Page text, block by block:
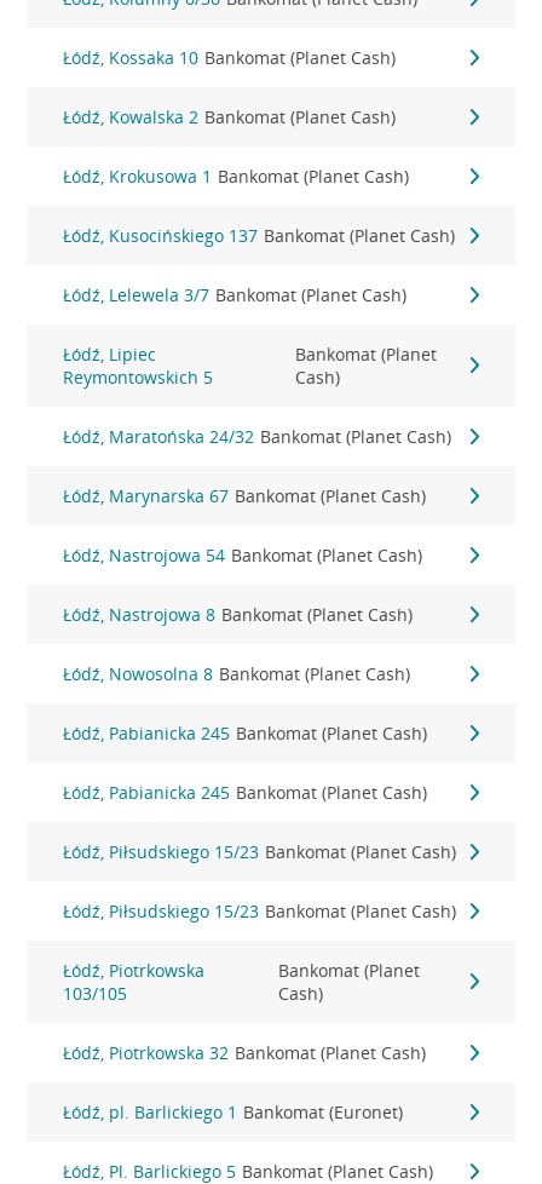
Łódź, Kossaka 10 Bankomat (Planet Cash)
Łódź, Kowalska 2 Bankomat (Planet Cash)
Łódź, Krokusowa 1 Bankomat (Planet Cash)
Łódź, Kusocińskiego 137 Bankomat (Planet Cash)
Łódź, Lelewela 3/7 Bankomat (Planet Cash)
Łódź, Lipiec
Reymontowskich 5
Bankomat (Planet
Cash)
Łódź, Maratońska 24/32 Bankomat (Planet Cash)
Łódź, Marynarska 67 Bankomat (Planet Cash)
Łódź, Nastrojowa 54 Bankomat (Planet Cash)
Łódź, Nastrojowa 8 Bankomat (Planet Cash)
Łódź, Nowosolna 8 Bankomat (Planet Cash)
Łódź, Pabianicka 245 Bankomat (Planet Cash)
Łódź, Pabianicka 245 Bankomat (Planet Cash)
Łódź, Piłsudskiego 15/23 Bankomat (Planet Cash)
Łódź, Piłsudskiego 15/23 Bankomat (Planet Cash)
Łódź, Piotrkowska
103/105
Bankomat (Planet
Cash)
Łódź, Piotrkowska 32 Bankomat (Planet Cash)
Łódź, pl. Barlickiego 1 Bankomat (Euronet)
Łódź, Pl. Barlickiego 5 Bankomat (Planet Cash)